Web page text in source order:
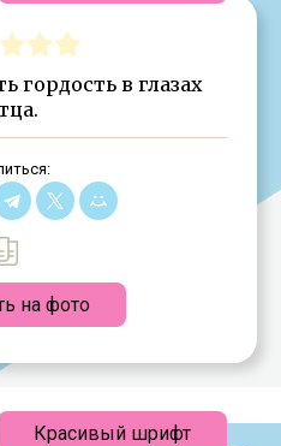
гордость в глазах
на фото
Красивый шрифт